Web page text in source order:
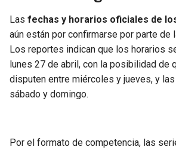
Las fechas y horarios oficiales de
aún están por confirmarse por parte de
Los reportes indican que los horarios
lunes 27 de abril, con la posibilidad de
disputen entre miércoles y jueves, y
sábado y domingo.
Por el formato de competencia, las